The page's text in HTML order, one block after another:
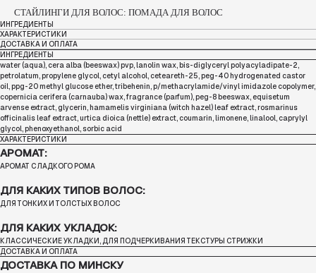
СТАЙЛИНГИ ДЛЯ ВОЛОС: ПОМАДА ДЛЯ ВОЛОС
ИНГРЕДИЕНТЫ
ХАРАКТЕРИСТИКИ
ДОСТАВКА И ОПЛАТА
ИНГРЕДИЕНТЫ
water (aqua), cera alba (beeswax) pvp, lanolin wax, bis-diglyceryl polyacyladipate-2,
petrolatum, propylene glycol, cetyl alcohol, ceteareth-25, peg-40 hydrogenated castor
oil, ppg-20 methyl glucose ether, tribehenin, p/methacrylamide/vinyl imidazole copolymer,
copernicia cerifera (carnauba) wax, fragrance (parfum), peg-8 beeswax, equisetum
arvense extract, glycerin, hamamelis virginiana (witch hazel) leaf extract, rosmarinus
officinalis leaf extract, urtica dioica (nettle) extract, coumarin, limonene, linalool, caprylyl
glycol, phenoxyethanol, sorbic acid
ХАРАКТЕРИСТИКИ
АРОМАТ:
АРОМАТ СЛАДКОГО РОМА
ДЛЯ КАКИХ ТИПОВ ВОЛОС:
ДЛЯ ТОНКИХ И ТОЛСТЫХ ВОЛОС
ДЛЯ КАКИХ УКЛАДОК:
КЛАССИЧЕСКИЕ УКЛАДКИ, ДЛЯ ПОДЧЕРКИВАНИЯ ТЕКСТУРЫ СТРИЖКИ
ДОСТАВКА И ОПЛАТА
ДОСТАВКА ПО МИНСКУ